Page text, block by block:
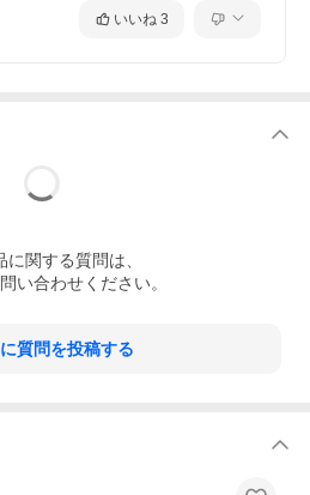
いいね 3
に関する質問は、
い合わせください。
質問を投稿する